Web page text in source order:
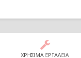
ΧΡΗΣΙΜΑ ΕΡΓΑΛΕΙΑ